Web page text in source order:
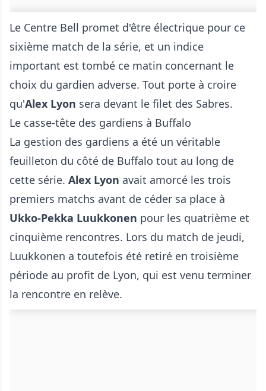
Le Centre Bell promet d'être électrique pour ce
sixième match de la série, et un indice
important est tombé ce matin concernant le
choix du gardien adverse. Tout porte à croire
qu'Alex Lyon sera devant le filet des Sabres.
Le casse-tête des gardiens à Buffalo
La gestion des gardiens a été un véritable
feuilleton du côté de Buffalo tout au long de
cette série. Alex Lyon avait amorcé les trois
premiers matchs avant de céder sa place à
Ukko-Pekka Luukkonen pour les quatrième et
cinquième rencontres. Lors du match de jeudi,
Luukkonen a toutefois été retiré en troisième
période au profit de Lyon, qui est venu terminer
la rencontre en relève.